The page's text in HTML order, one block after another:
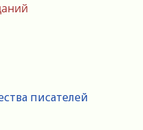
писателей